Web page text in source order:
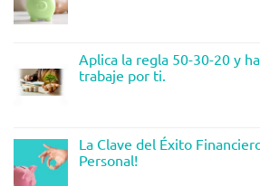
Aplica la regla 50-30-20 y
trabaje por ti.
La Clave del Éxito
Personal!